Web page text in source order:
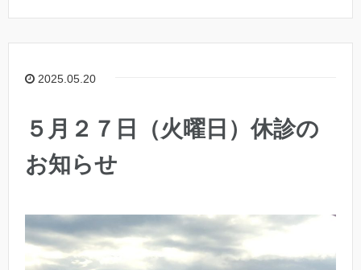
2025.05.20
５月２７日（火曜日）休診の
お知らせ